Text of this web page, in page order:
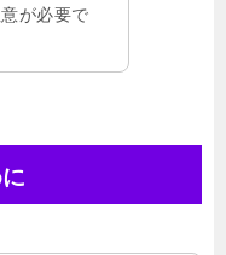
が必要で